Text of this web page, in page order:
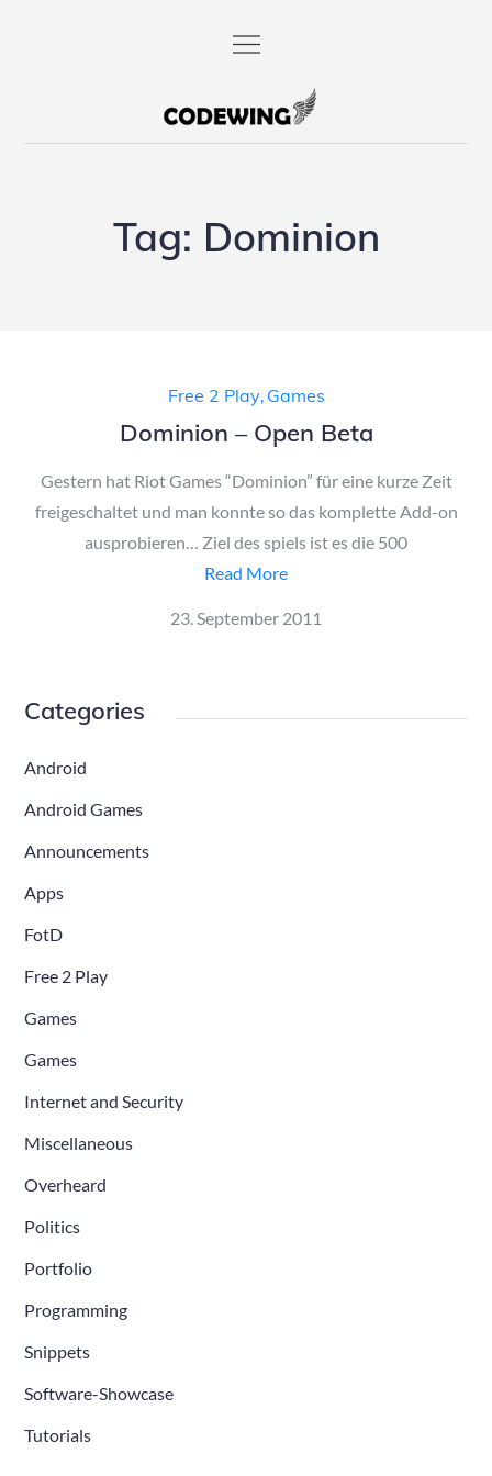
codewing.de
Tag: Dominion
Free 2 Play, Games
Dominion – Open Beta
Gestern hat Riot Games “Dominion” für eine kurze Zeit
freigeschaltet und man konnte so das komplette Add-on
ausprobieren… Ziel des spiels ist es die 500
Read More
Posted
23. September 2011
Categories
Android
Android Games
Announcements
Apps
FotD
Free 2 Play
Games
Games
Internet and Security
Miscellaneous
Overheard
Politics
Portfolio
Programming
Snippets
Software-Showcase
Tutorials